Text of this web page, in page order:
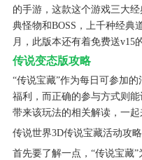
的手游，这款这个游戏三大
典怪物和BOSS，上千种经典
月，此版本还有着免费送v15
传说变态版攻略
“传说宝藏”作为每日可参加
福利，而正确的参与方式则
带来该玩法的相关解读，一起
传说世界3D传说宝藏活动攻略
首先要了解一点，“传说宝藏